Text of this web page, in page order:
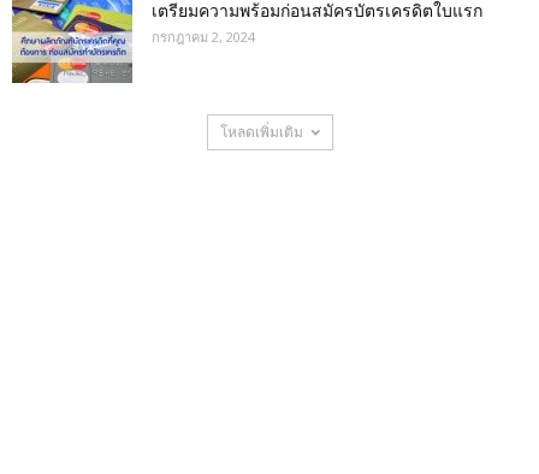
เตรียมความพร้อมก่อนสมัครบัตรเครดิตใบแรก
กรกฎาคม 2, 2024
โหลดเพิ่มเติม